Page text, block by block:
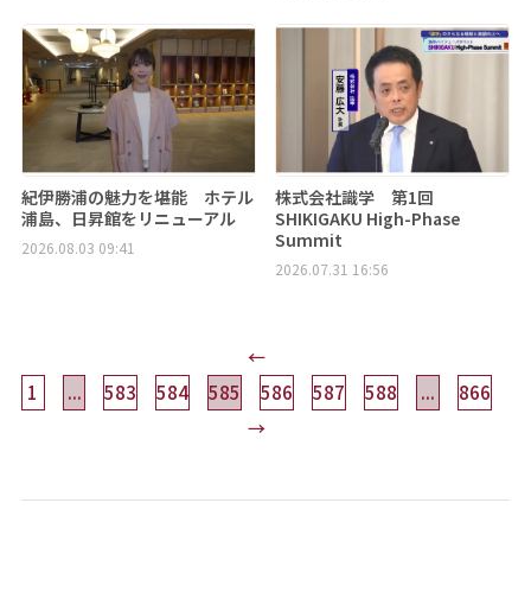
紀伊勝浦の魅力を堪能 ホテル
浦島、日昇館をリニューアル
2026.08.03 09:41
株式会社識学 第1回
SHIKIGAKU High-Phase
Summit
2026.07.31 16:56
←
1
... 583 584 585 586 587 588 ...
866
→